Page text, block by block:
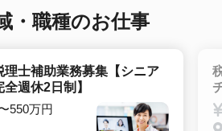
・職種のお仕事
理士補助業務募集【シニア
週休2日制】
550万円